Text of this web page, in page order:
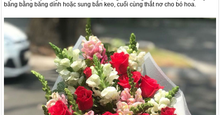
băng bằng băng dính hoặc sung bắn keo, cuối cùng thắt nơ cho bó hoa.